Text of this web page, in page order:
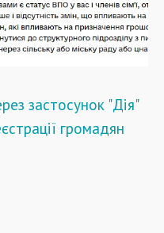
застосунок "Дія"
громадян